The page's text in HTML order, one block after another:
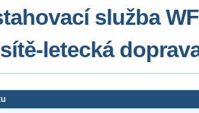
služba
letecká